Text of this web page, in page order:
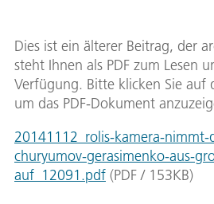
Dies ist ein älterer Beitrag, der
steht Ihnen als PDF zum Lesen
Verfügung. Bitte klicken Sie auf
um das PDF-Dokument
20141112_rolis-kamera-
churyumov-gerasimenko-aus-
auf_12091.pdf (PDF / 153KB)